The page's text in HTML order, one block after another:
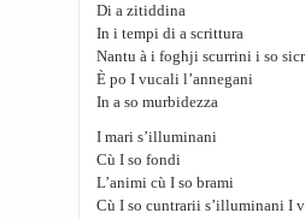
Di a zitiddina
In i tempi di a scrittura
Nantu à i foghji scurrini i so
È po I vucali l’annegani
In a so murbidezza
I mari s’illuminani
Cù I so fondi
L’animi cù I so brami
Cù I so cuntrarii s’illuminani I